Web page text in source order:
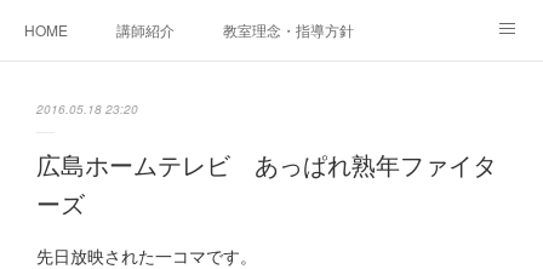
HOME 講師紹介 教室理念・指導方針
ご相談・体験レッスンお申し込み
2016.05.18 23:20
広島ホームテレビ あっぱれ熟年ファイタ
ーズ
先日放映された一コマです。